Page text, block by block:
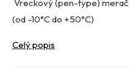
Vreckový (pen-type)
(od -10°C do +50°C)
Celý popis